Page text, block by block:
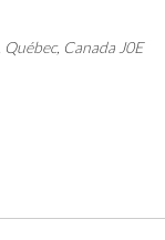
Québec, Canada J0E